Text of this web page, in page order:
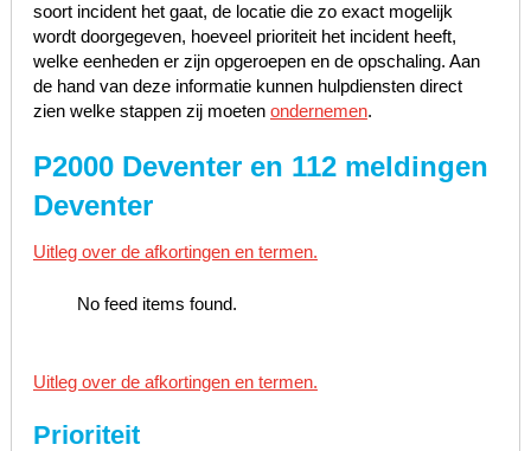
soort incident het gaat, de locatie die zo exact mogelijk
wordt doorgegeven, hoeveel prioriteit het incident heeft,
welke eenheden er zijn opgeroepen en de opschaling. Aan
de hand van deze informatie kunnen hulpdiensten direct
zien welke stappen zij moeten ondernemen.
P2000 Deventer en 112 meldingen
Deventer
Uitleg over de afkortingen en termen.
No feed items found.
Uitleg over de afkortingen en termen.
Prioriteit